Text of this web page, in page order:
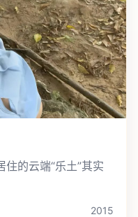
的云端“乐土”其实
2015